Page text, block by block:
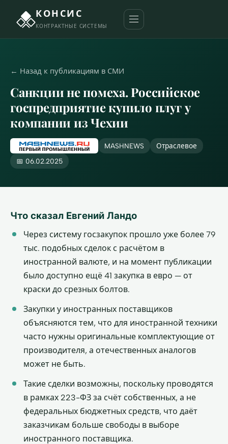
КОНСИС
КОНТРАКТНЫЕ СИСТЕМЫ
← Назад к публикациям в СМИ
Санкции не помеха. Российское
госпредприятие купило плуг у
компании из Чехии
MASHNEWS
Отраслевое
📅 06.02.2025
Что сказал Евгений Ландо
Через систему госзакупок прошло уже более 79
тыс. подобных сделок с расчётом в
иностранной валюте, и на момент публикации
было доступно ещё 41 закупка в евро — от
краски до срезных болтов.
Закупки у иностранных поставщиков
объясняются тем, что для иностранной техники
часто нужны оригинальные комплектующие от
производителя, а отечественных аналогов
может не быть.
Такие сделки возможны, поскольку проводятся
в рамках 223-ФЗ за счёт собственных, а не
федеральных бюджетных средств, что даёт
заказчикам больше свободы в выборе
иностранного поставщика.